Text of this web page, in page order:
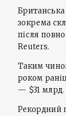
зокрема
після
Reuters.
Таким
роком
— $31 млрд.
Рекордний